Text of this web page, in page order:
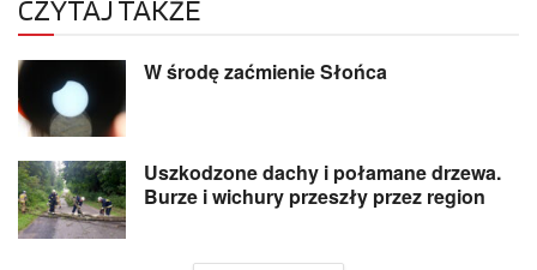
CZYTAJ TAKŻE
W środę zaćmienie Słońca
Uszkodzone dachy i połamane drzewa.
Burze i wichury przeszły przez region